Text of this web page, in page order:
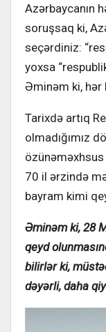
Azərbaycanın
soruşsaq ki,
seçərdiniz:
yoxsa
Əminəm ki, hər
Tarixdə artıq
olmadığımız
özünəməxhsus
70 il ərzində
bayram kimi
Əminəm ki, 28
qeyd
bilirlər ki,
dəyərli, daha